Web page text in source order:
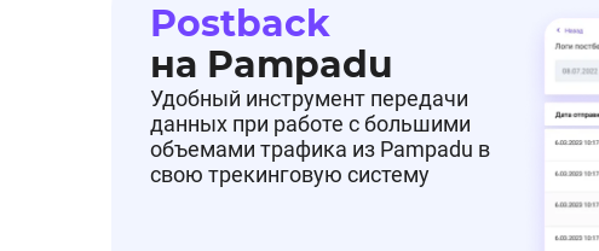
Postback
на Pampadu
Удобный инструмент передачи
данных при работе с большими
объемами трафика из Pampadu в
свою трекинговую систему